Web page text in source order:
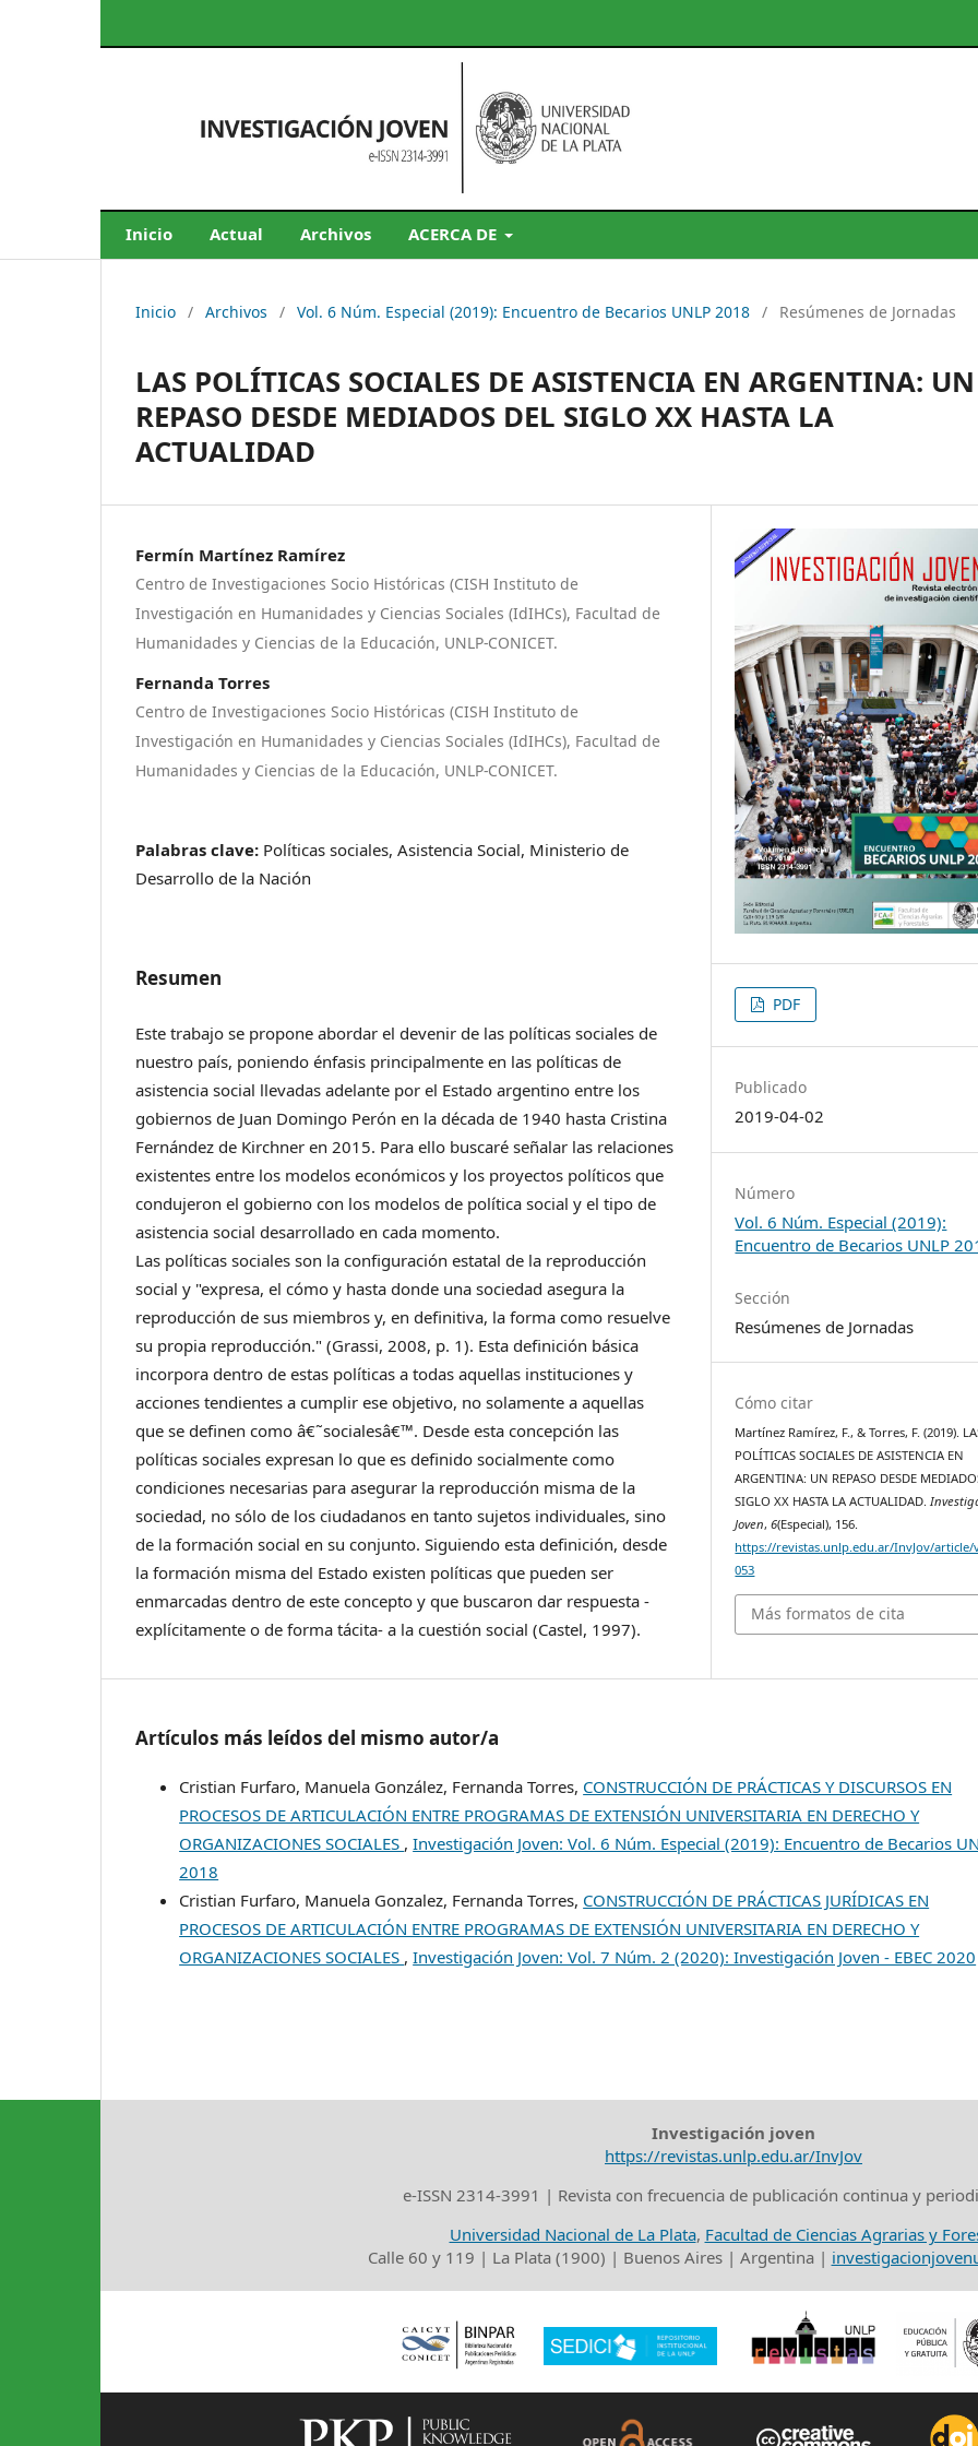
Inicio Actual Archivos ACERCA DE
Inicio / Archivos / Vol. 6 Núm. Especial (2019): Encuentro de Becarios UNLP 2018 / Resúmenes de Jornadas
LAS POLÍTICAS SOCIALES DE ASISTENCIA EN ARGENTINA: UN
REPASO DESDE MEDIADOS DEL SIGLO XX HASTA LA
ACTUALIDAD
Fermín Martínez Ramírez
Centro de Investigaciones Socio Históricas (CISH Instituto de
Investigación en Humanidades y Ciencias Sociales (IdIHCs), Facultad de
Humanidades y Ciencias de la Educación, UNLP-CONICET.
Fernanda Torres
Centro de Investigaciones Socio Históricas (CISH Instituto de
Investigación en Humanidades y Ciencias Sociales (IdIHCs), Facultad de
Humanidades y Ciencias de la Educación, UNLP-CONICET.
Palabras clave: Políticas sociales, Asistencia Social, Ministerio de
Desarrollo de la Nación
Resumen
Este trabajo se propone abordar el devenir de las políticas sociales de
nuestro país, poniendo énfasis principalmente en las políticas de
asistencia social llevadas adelante por el Estado argentino entre los
gobiernos de Juan Domingo Perón en la década de 1940 hasta Cristina
Fernández de Kirchner en 2015. Para ello buscaré señalar las relaciones
existentes entre los modelos económicos y los proyectos políticos que
condujeron el gobierno con los modelos de política social y el tipo de
asistencia social desarrollado en cada momento.
Las políticas sociales son la configuración estatal de la reproducción
social y "expresa, el cómo y hasta donde una sociedad asegura la
reproducción de sus miembros y, en definitiva, la forma como resuelve
su propia reproducción." (Grassi, 2008, p. 1). Esta definición básica
incorpora dentro de estas políticas a todas aquellas instituciones y
acciones tendientes a cumplir ese objetivo, no solamente a aquellas
que se definen como â€˜socialesâ€™. Desde esta concepción las
políticas sociales expresan lo que es definido socialmente como
condiciones necesarias para asegurar la reproducción misma de la
sociedad, no sólo de los ciudadanos en tanto sujetos individuales, sino
de la formación social en su conjunto. Siguiendo esta definición, desde
la formación misma del Estado existen políticas que pueden ser
enmarcadas dentro de este concepto y que buscaron dar respuesta -
explícitamente o de forma tácita- a la cuestión social (Castel, 1997).
PDF
Publicado
2019-04-02
Número
Vol. 6 Núm. Especial (2019):
Encuentro de Becarios UNLP
Sección
Resúmenes de Jornadas
Cómo citar
Martínez Ramírez, F., & Torres, F. (2019).
POLÍTICAS SOCIALES DE ASISTENCIA EN
ARGENTINA: UN REPASO DESDE
SIGLO XX HASTA LA ACTUALIDAD.
Joven,6(Especial), 156.
https://revistas.unlp.edu.ar/InvJov/article/
053
Más formatos de cita
Artículos más leídos del mismo autor/a
Cristian Furfaro, Manuela González, Fernanda Torres, CONSTRUCCIÓN DE PRÁCTICAS Y DISCURSOS EN
PROCESOS DE ARTICULACIÓN ENTRE PROGRAMAS DE EXTENSIÓN UNIVERSITARIA EN DERECHO Y
ORGANIZACIONES SOCIALES ,Investigación Joven: Vol. 6 Núm. Especial (2019): Encuentro de Becarios
2018
Cristian Furfaro, Manuela Gonzalez, Fernanda Torres, CONSTRUCCIÓN DE PRÁCTICAS JURÍDICAS EN
PROCESOS DE ARTICULACIÓN ENTRE PROGRAMAS DE EXTENSIÓN UNIVERSITARIA EN DERECHO Y
ORGANIZACIONES SOCIALES ,Investigación Joven: Vol. 7 Núm. 2 (2020): Investigación Joven - EBEC 2020
Investigación joven
https://revistas.unlp.edu.ar/InvJov
e-ISSN 2314-3991 | Revista con frecuencia de publicación continua y
Universidad Nacional de La Plata, Facultad de Ciencias Agrarias y
Calle 60 y 119 | La Plata (1900) | Buenos Aires | Argentina |